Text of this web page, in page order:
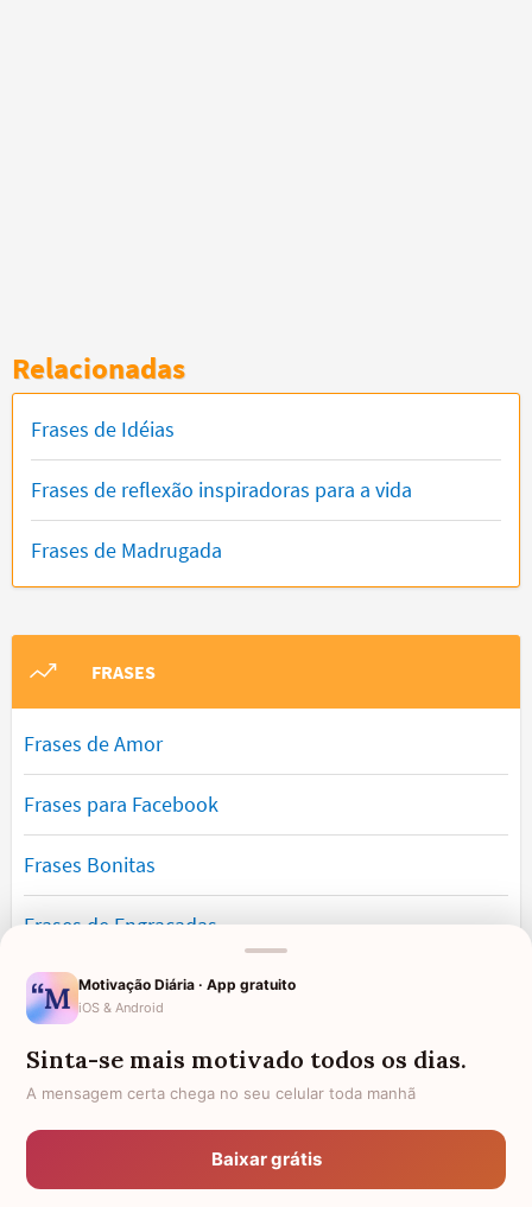
Relacionadas
Frases de Idéias
Frases de reflexão inspiradoras para a vida
Frases de Madrugada
FRASES
Frases de Amor
Frases para Facebook
Frases Bonitas
Frases de Engraçadas
Frases Românticas
Frases de Reflexão
Frases Lindas
Motivação Diária · App gratuito
iOS & Android
Sinta-se mais motivado todos os dias.
A mensagem certa chega no seu celular toda manhã
Baixar grátis